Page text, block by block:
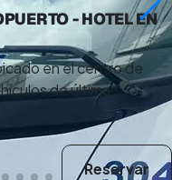
- HOTEL EN
en el centro de
de última
Reservar